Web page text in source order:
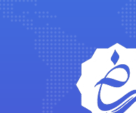
ehtesham
Iman Hosseini